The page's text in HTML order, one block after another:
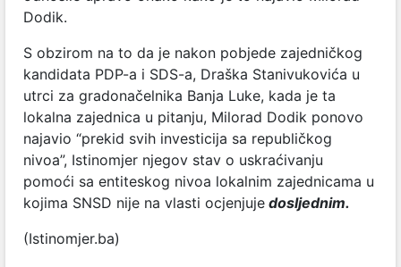
Dodik.
S obzirom na to da je nakon pobjede zajedničkog
kandidata PDP-a i SDS-a, Draška Stanivukovića u
utrci za gradonačelnika Banja Luke, kada je ta
lokalna zajednica u pitanju, Milorad Dodik ponovo
najavio “prekid svih investicija sa republičkog
nivoa”, Istinomjer njegov stav o uskraćivanju
pomoći sa entiteskog nivoa lokalnim zajednicama u
kojima SNSD nije na vlasti ocjenjuje dosljednim.
(Istinomjer.ba)